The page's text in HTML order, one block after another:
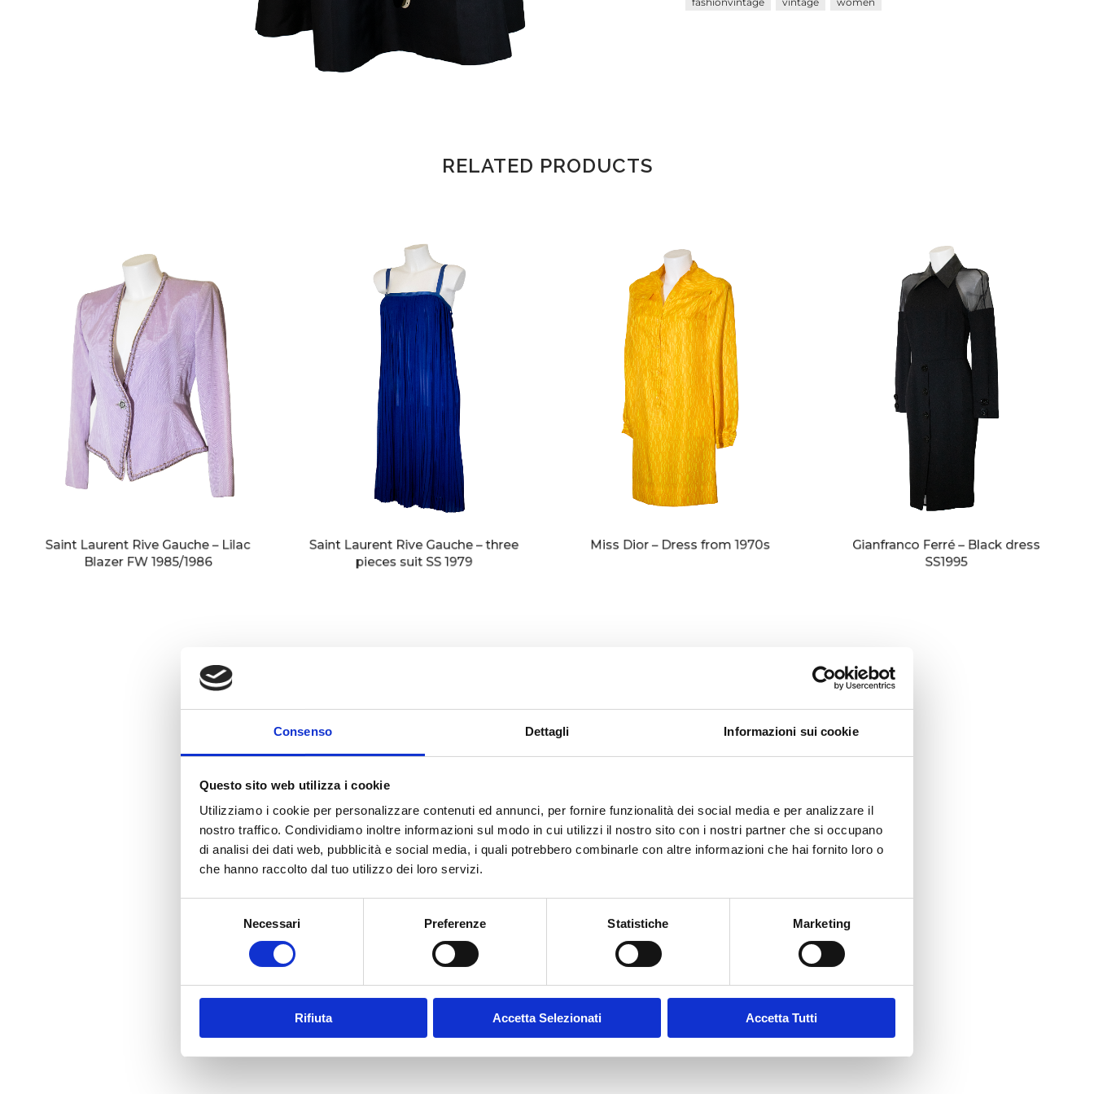
Consenso Dettagli Informazioni sui cookie
Questo sito web utilizza i cookie
Utilizziamo i cookie per personalizzare contenuti ed annunci, per fornire funzionalità dei social media e per analizzare il
nostro traffico. Condividiamo inoltre informazioni sul modo in cui utilizzi il nostro sito con i nostri partner che si occupano
di analisi dei dati web, pubblicità e social media, i quali potrebbero combinarle con altre informazioni che hai fornito loro o
che hanno raccolto dal tuo utilizzo dei loro servizi.
z
Necessari Preferenze Statistiche Marketing
Rifiuta Accetta Selezionati Accetta Tutti
RELATED PRODUCTS
Saint Laurent Rive Gauche – Lilac
Blazer FW 1985/1986
Saint Laurent Rive Gauche – three
pieces suit SS 1979
Miss Dior – Dress from 1970s
Gianfranco Ferré – Black dress
SS1995